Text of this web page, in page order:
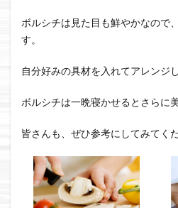
ボルシチは見た目も鮮やかなので
す。
自分好みの具材を入れてアレンジ
ボルシチは一晩寝かせるとさらに
皆さんも、ぜひ参考にしてみてく